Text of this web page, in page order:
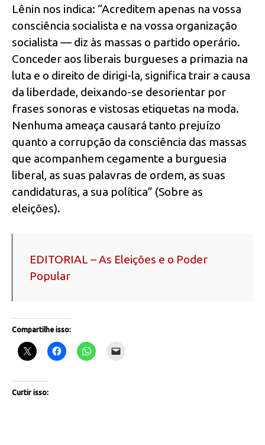
Lênin nos indica: “Acreditem apenas na vossa
consciência socialista e na vossa organização
socialista — diz às massas o partido operário.
Conceder aos liberais burgueses a primazia na
luta e o direito de dirigi-la, significa trair a causa
da liberdade, deixando-se desorientar por
frases sonoras e vistosas etiquetas na moda.
Nenhuma ameaça causará tanto prejuízo
quanto a corrupção da consciência das massas
que acompanhem cegamente a burguesia
liberal, as suas palavras de ordem, as suas
candidaturas, a sua política” (Sobre as
eleições).
EDITORIAL – As Eleições e o Poder
Popular
Compartilhe isso:
Curtir isso: